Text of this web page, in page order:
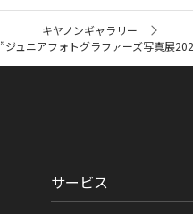
キヤノンギャラリー
ュニアフォトグラファーズ写真展
サービス